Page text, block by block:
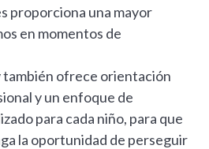
proporciona una mayor
en momentos de
también ofrece orientación
y un enfoque de
para cada niño, para que
la oportunidad de perseguir